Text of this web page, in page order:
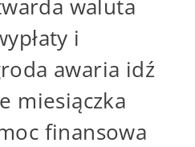
waluta
i
awaria idź
miesiączka
finansowa